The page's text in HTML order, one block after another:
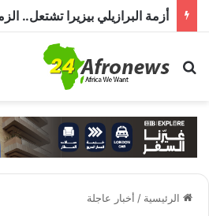
بحث عن
الرئيسية / أخبار عاجلة